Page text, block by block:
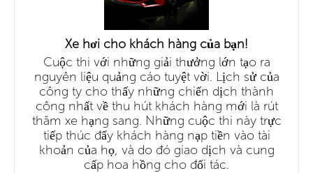
Xe hơi cho khách hàng của bạn!
Cuộc thi với những giải thưởng lớn tạo ra
nguyên liệu quảng cáo tuyệt vời. Lịch sử của
công ty cho thấy những chiến dịch thành
công nhất về thu hút khách hàng mới là rút
thăm xe hạng sang. Những cuộc thi này trực
tiếp thúc đẩy khách hàng nạp tiền vào tài
khoản của họ, và do đó giao dịch và cung
cấp hoa hồng cho đối tác.